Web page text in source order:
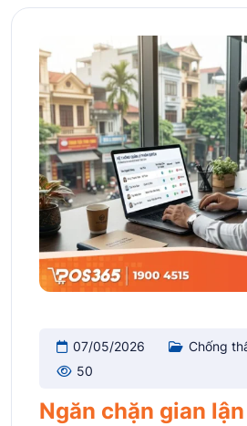
07/05/2026
Chống
50
Ngăn chặn gian